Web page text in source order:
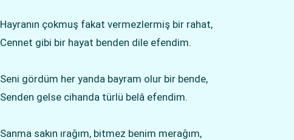
Hayranın çokmuş fakat vermezlermiş bir rahat,
Cennet gibi bir hayat benden dile efendim.
Seni gördüm her yanda bayram olur bir bende,
Senden gelse cihanda türlü belâ efendim.
Sanma sakın ırağım, bitmez benim merağım,